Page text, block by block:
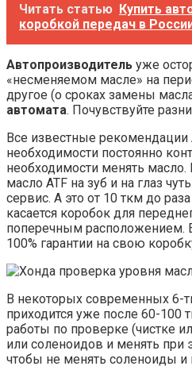
Читать статью Купить
коробкой передач в
Автопроизводитель уже
«несменяемом масле» на
другое (о сроках замены
автомата. Почувствуйте
Все известные рекомендации
необходимости постоянно
необходимости менять
масло ATF на зуб и на глаз
сервис. А это от 10 ткм до
касается коробок для
поперечным расположением.
100% гарантии на свою
В некоторых современных 6-
приходится уже после 60-100
работы по проверке (чистке
или соленоидов и менять при
чтобы не менять соленоиды и